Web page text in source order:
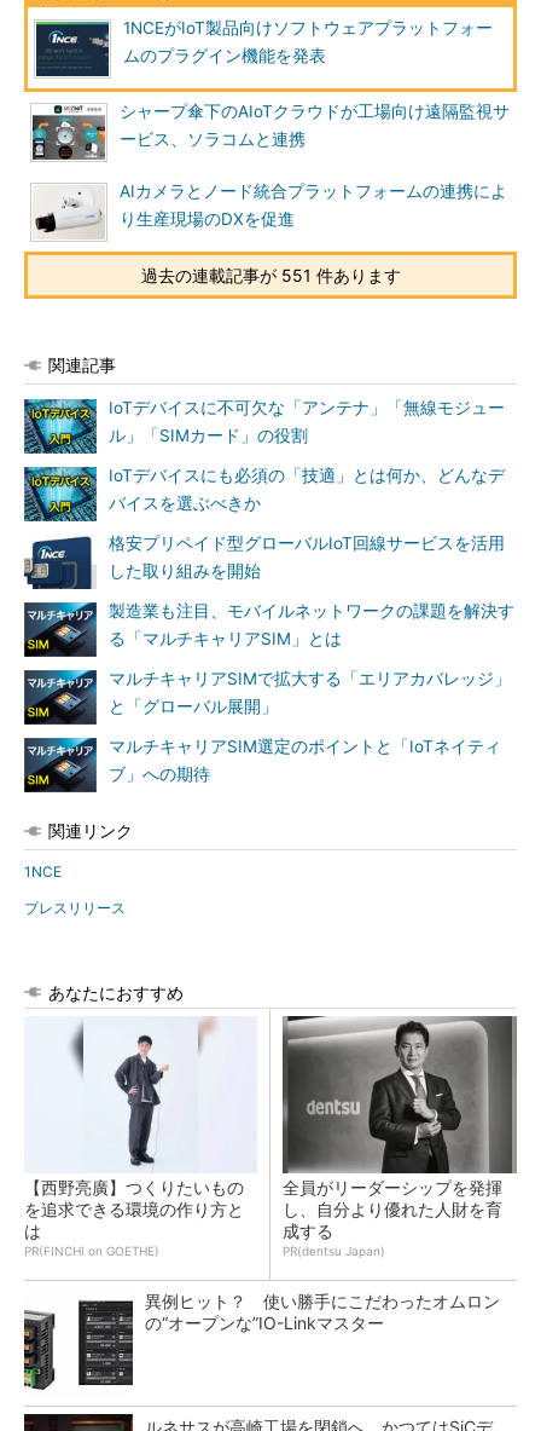
1NCEがIoT製品向けソフトウェアプラットフォー
ムのプラグイン機能を発表
シャープ傘下のAIoTクラウドが工場向け遠隔監視サ
ービス、ソラコムと連携
AIカメラとノード統合プラットフォームの連携によ
り生産現場のDXを促進
過去の連載記事が 551 件あります
関連記事
IoTデバイスに不可欠な「アンテナ」「無線モジュー
ル」「SIMカード」の役割
IoTデバイスにも必須の「技適」とは何か、どんなデ
バイスを選ぶべきか
格安プリペイド型グローバルIoT回線サービスを活用
した取り組みを開始
製造業も注目、モバイルネットワークの課題を解決す
る「マルチキャリアSIM」とは
マルチキャリアSIMで拡大する「エリアカバレッジ」
と「グローバル展開」
マルチキャリアSIM選定のポイントと「IoTネイティ
ブ」への期待
関連リンク
1NCE
プレスリリース
あなたにおすすめ
【西野亮廣】つくりたいもの
を追求できる環境の作り方と
は
PR(FINCHI on GOETHE)
全員がリーダーシップを発揮
し、自分より優れた人財を育
成する
PR(dentsu Japan)
異例ヒット？ 使い勝手にこだわったオムロン
の“オープンな”IO-Linkマスター
ルネサスが高崎工場を閉鎖へ、かつてはSiCデ